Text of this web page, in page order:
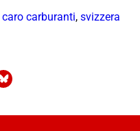
caro carburanti, svizzera